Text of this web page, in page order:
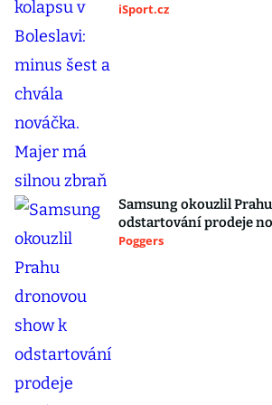
iSport.cz
Samsung okouzlil
odstartování prodeje
Poggers